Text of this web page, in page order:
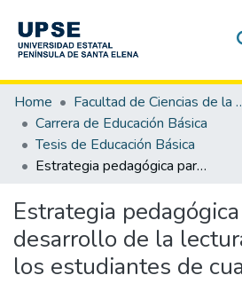
Communities & Collections
All of DSpace
Statistics
Home
Facultad de
Carrera de Educación Básica
Tesis de Educación Básica
Estrategia pedagógica para el desarrollo de la lectura creativa en los estudiantes de cuarto grado de educación básica de la Escuela Abg. Casimiro Soriano Borbor, barrio Las Palmitas, comuna Manantial de Colonche, parroquia Colonche, cantón Santa Elena, provincia de Santa Elena durante el período lectivo 2018 – 2019.
Estrategia
desarrollo de la
los estudiantes de